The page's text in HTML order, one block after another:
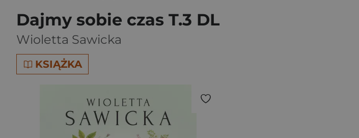
Dajmy sobie czas T.3 DL
Wioletta Sawicka
KSIĄŻKA